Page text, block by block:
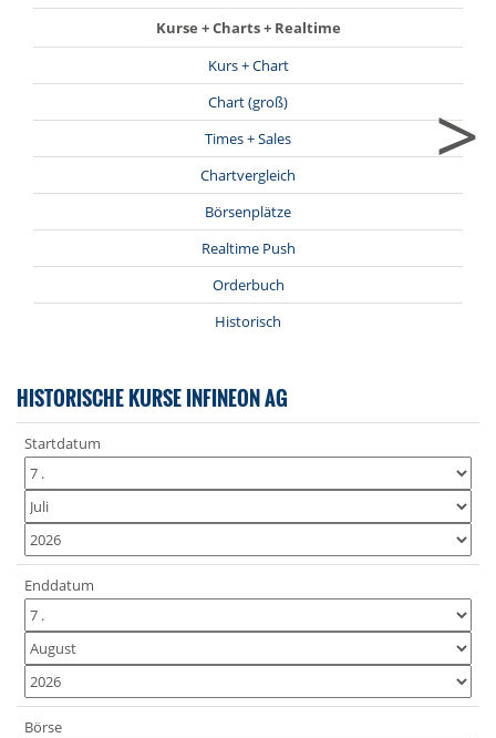
Kurse + Charts + Realtime
Kurs + Chart
Chart (groß)
Times + Sales
Chartvergleich
Börsenplätze
Realtime Push
Orderbuch
Historisch
>
HISTORISCHE KURSE INFINEON AG
Startdatum
Enddatum
Börse